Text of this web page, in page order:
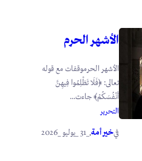
الأشهر الحرم
الأشهر الحرموقفات مع قوله
تعالى: ﴿فَلَا تَظْلِمُوا فِيهِنَّ
أَنْفُسَكُمْ﴾ جاءت...
التحرير
فيخير أمة. _31 _يوليو _2026